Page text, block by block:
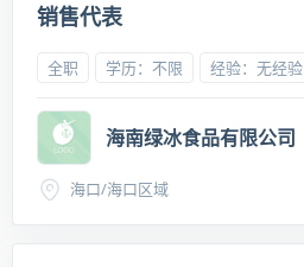
销售代表
全职 学历：不限 经验：无经验
海南绿冰食品有限公司
海口/海口区域